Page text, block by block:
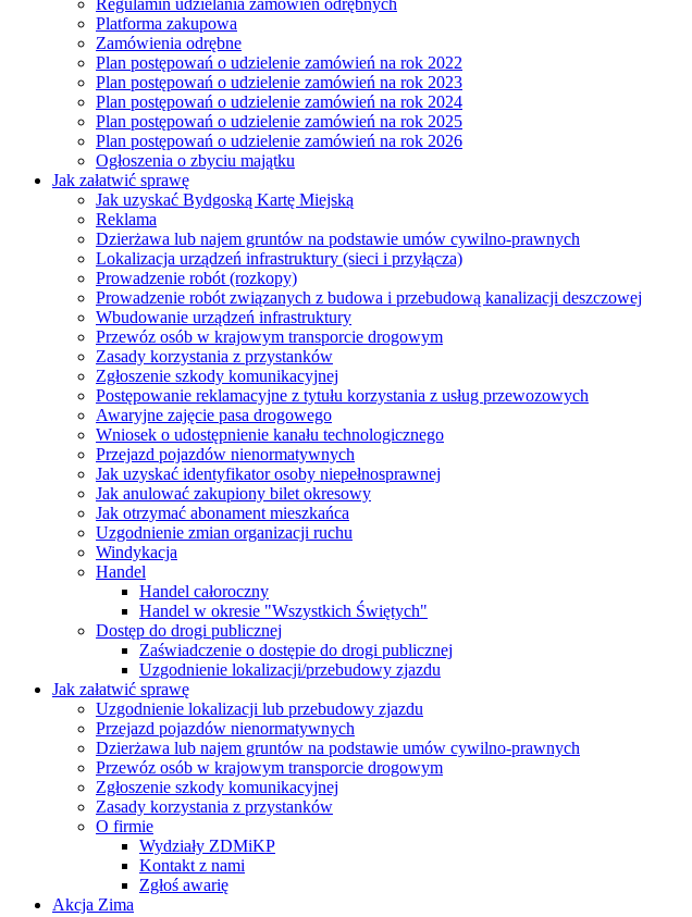
Platforma zakupowa
Zamówienia odrębne
Plan postępowań o udzielenie zamówień na rok 2022
Plan postępowań o udzielenie zamówień na rok 2023
Plan postępowań o udzielenie zamówień na rok 2024
Plan postępowań o udzielenie zamówień na rok 2025
Plan postępowań o udzielenie zamówień na rok 2026
Ogłoszenia o zbyciu majątku
Jak załatwić sprawę
Jak uzyskać Bydgoską Kartę Miejską
Reklama
Dzierżawa lub najem gruntów na podstawie umów cywilno-prawnych
Lokalizacja urządzeń infrastruktury (sieci i przyłącza)
Prowadzenie robót (rozkopy)
Prowadzenie robót związanych z budowa i przebudową kanalizacji deszczowej
Wbudowanie urządzeń infrastruktury
Przewóz osób w krajowym transporcie drogowym
Zasady korzystania z przystanków
Zgłoszenie szkody komunikacyjnej
Postępowanie reklamacyjne z tytułu korzystania z usług przewozowych
Awaryjne zajęcie pasa drogowego
Wniosek o udostępnienie kanału technologicznego
Przejazd pojazdów nienormatywnych
Jak uzyskać identyfikator osoby niepełnosprawnej
Jak anulować zakupiony bilet okresowy
Jak otrzymać abonament mieszkańca
Uzgodnienie zmian organizacji ruchu
Windykacja
Handel
Handel całoroczny
Handel w okresie "Wszystkich Świętych"
Dostęp do drogi publicznej
Zaświadczenie o dostępie do drogi publicznej
Uzgodnienie lokalizacji/przebudowy zjazdu
Jak załatwić sprawę
Uzgodnienie lokalizacji lub przebudowy zjazdu
Przejazd pojazdów nienormatywnych
Dzierżawa lub najem gruntów na podstawie umów cywilno-prawnych
Przewóz osób w krajowym transporcie drogowym
Zgłoszenie szkody komunikacyjnej
Zasady korzystania z przystanków
O firmie
Wydziały ZDMiKP
Kontakt z nami
Zgłoś awarię
Akcja Zima